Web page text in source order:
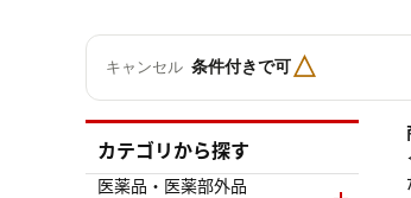
キャンセル 条件付きで可△
カテゴリから探す
医薬品・医薬部外品